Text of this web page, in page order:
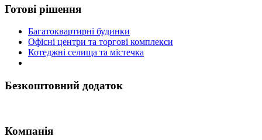
Готові рішення
Багатоквартирні будинки
Офісні центри та торгові комплекси
Котеджні селища та містечка
Безкоштовний додаток
Компанія